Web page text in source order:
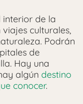
interior de la
viajes culturales,
Podrán
de
Hay una
algún destino
conocer.